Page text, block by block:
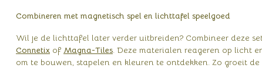
Combineren met magnetisch spel en lichttafel speelgoed
Wil je de lichttafel later verder uitbreiden? Combineer deze
Connetix of Magna-Tiles. Deze materialen reageren op licht
om te bouwen, stapelen en kleuren te ontdekken. Zo groeit